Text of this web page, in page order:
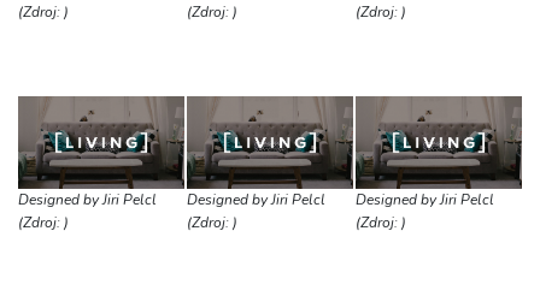
(Zdroj: )
(Zdroj: )
(Zdroj: )
Designed by Jiri Pelcl
(Zdroj: )
Designed by Jiri Pelcl
(Zdroj: )
Designed by Jiri Pelcl
(Zdroj: )